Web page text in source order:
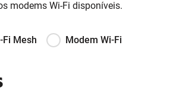
modems Wi-Fi disponíveis.
Fi Mesh Modem Wi-Fi